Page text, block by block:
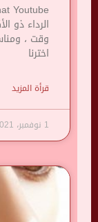
الرداء ذو
وقت ،
اخترنا
قرأة المزيد
1 نوفمبر، 2021